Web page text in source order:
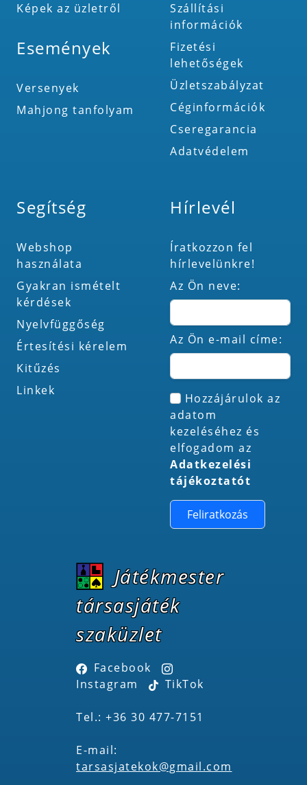
Képek az üzletről
Események
Versenyek
Mahjong tanfolyam
Szállítási
információk
Fizetési
lehetőségek
Üzletszabályzat
Céginformációk
Cseregarancia
Adatvédelem
Segítség
Webshop
használata
Gyakran ismételt
kérdések
Nyelvfüggőség
Értesítési kérelem
Kitűzés
Linkek
Hírlevél
Íratkozzon fel
hírlevelünkre!
Az Ön neve:
Az Ön e-mail címe:
Hozzájárulok az
adatom
kezeléséhez és
elfogadom az
Adatkezelési
tájékoztatót
Feliratkozás
Játékmester
társasjáték
szaküzlet
Facebook
Instagram
TikTok
Tel.: +36 30 477-7151
E-mail:
tarsasjatekok@gmail.com